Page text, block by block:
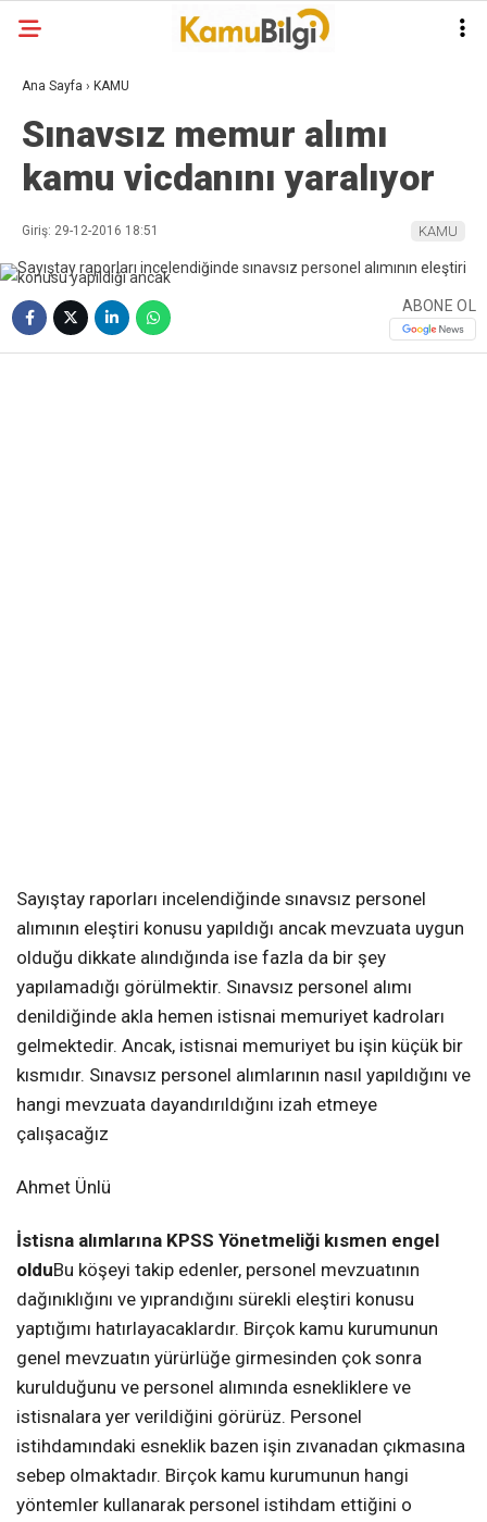
Ana Sayfa › KAMU
Sınavsız memur alımı
kamu vicdanını yaralıyor
Giriş: 29-12-2016 18:51 KAMU
ABONE OL
Sayıştay raporları incelendiğinde sınavsız personel
alımının eleştiri konusu yapıldığı ancak mevzuata uygun
olduğu dikkate alındığında ise fazla da bir şey
yapılamadığı görülmektir. Sınavsız personel alımı
denildiğinde akla hemen istisnai memuriyet kadroları
gelmektedir. Ancak, istisnai memuriyet bu işin küçük bir
kısmıdır. Sınavsız personel alımlarının nasıl yapıldığını ve
hangi mevzuata dayandırıldığını izah etmeye
çalışacağız
Ahmet Ünlü
İstisna alımlarına KPSS Yönetmeliği kısmen engel
olduBu köşeyi takip edenler, personel mevzuatının
dağınıklığını ve yıprandığını sürekli eleştiri konusu
yaptığımı hatırlayacaklardır. Birçok kamu kurumunun
genel mevzuatın yürürlüğe girmesinden çok sonra
kurulduğunu ve personel alımında esnekliklere ve
istisnalara yer verildiğini görürüz. Personel
istihdamındaki esneklik bazen işin zıvanadan çıkmasına
sebep olmaktadır. Birçok kamu kurumunun hangi
yöntemler kullanarak personel istihdam ettiğini o